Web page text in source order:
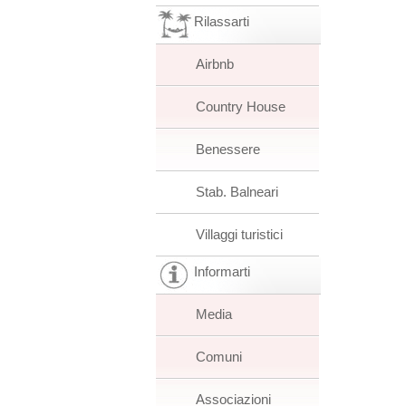
Rilassarti
Airbnb
Country House
Benessere
Stab. Balneari
Villaggi turistici
Informarti
Media
Comuni
Associazioni